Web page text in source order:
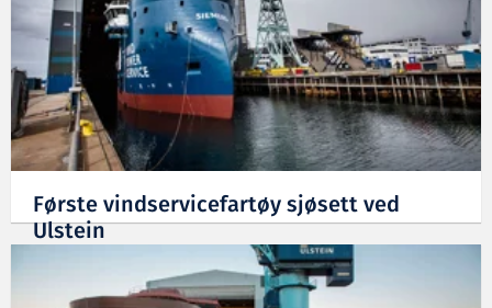
Første vindservicefartøy sjøsett ved
Ulstein